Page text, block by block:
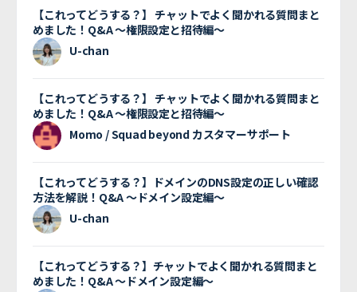
【これってどうする？】 チャットでよく聞かれる質問まと
めました！Q&A 〜権限設定と招待編〜
U-chan
【これってどうする？】 チャットでよく聞かれる質問まと
めました！Q&A 〜権限設定と招待編〜
Momo / Squad beyond カスタマーサポート
【これってどうする？】ドメインのDNS設定の正しい確認
方法を解説！Q&A 〜ドメイン設定編〜
U-chan
【これってどうする？】チャットでよく聞かれる質問まと
めました！Q&A 〜ドメイン設定編〜